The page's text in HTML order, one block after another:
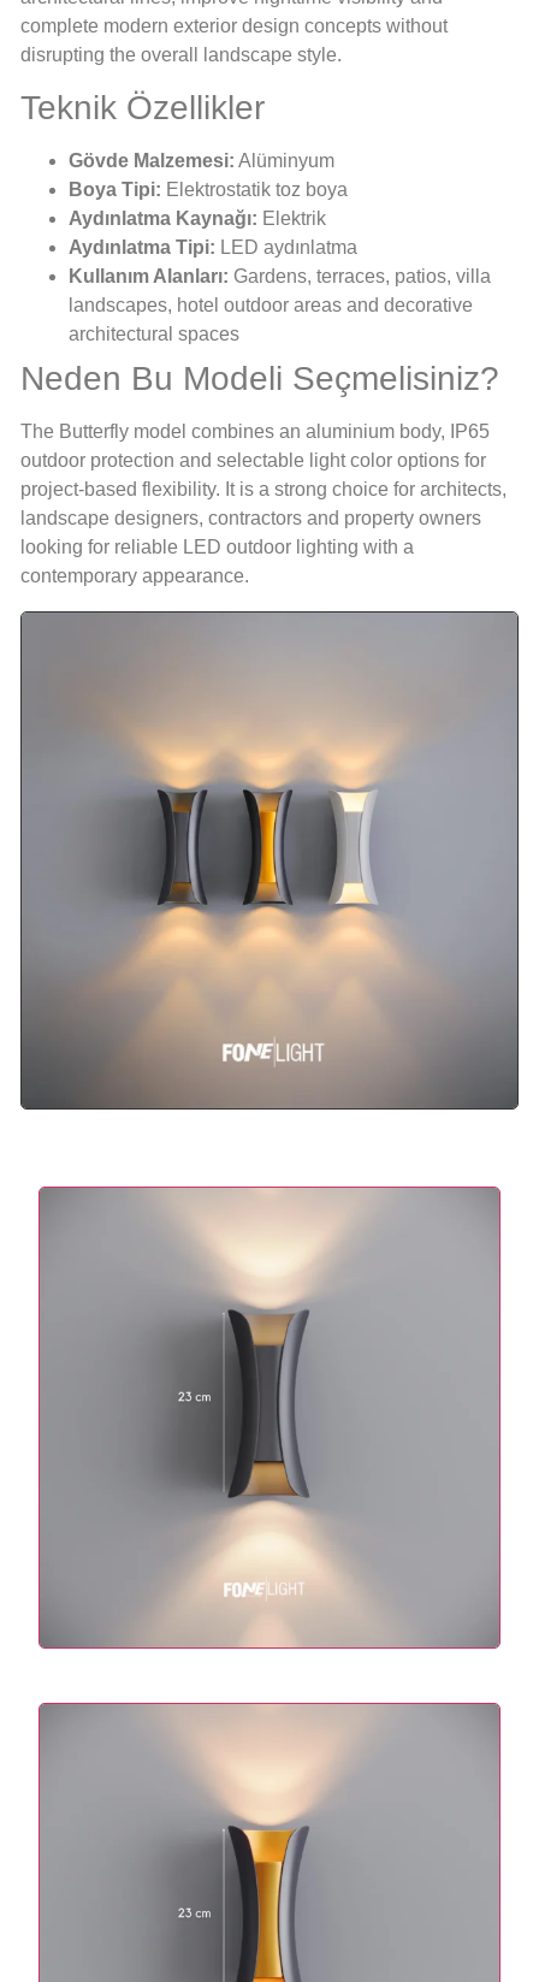
complete modern exterior design concepts without
disrupting the overall landscape style.
Teknik Özellikler
Gövde Malzemesi: Alüminyum
Boya Tipi: Elektrostatik toz boya
Aydınlatma Kaynağı: Elektrik
Aydınlatma Tipi: LED aydınlatma
Kullanım Alanları: Gardens, terraces, patios, villa
landscapes, hotel outdoor areas and decorative
architectural spaces
Neden Bu Modeli Seçmelisiniz?
The Butterfly model combines an aluminium body, IP65
outdoor protection and selectable light color options for
project-based flexibility. It is a strong choice for architects,
landscape designers, contractors and property owners
looking for reliable LED outdoor lighting with a
contemporary appearance.